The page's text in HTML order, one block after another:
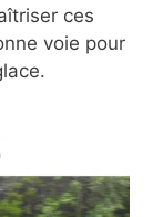
ces
voie pour